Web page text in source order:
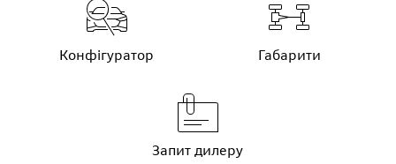
Конфігуратор Габарити
Запит дилеру